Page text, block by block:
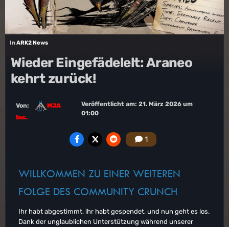
InARK2 News
Wieder Eingefädelelt: Araneo
kehrt zurück!
Von:
MJA
Inc.
Veröffentlicht am: 21. März 2026 um
01:00
1
WILLKOMMEN ZU EINER WEITEREN
FOLGE DES COMMUNITY CRUNCH
Ihr habt abgestimmt, ihr habt gespendet, und nun geht es los.
Dank der unglaublichen Unterstützung während unserer